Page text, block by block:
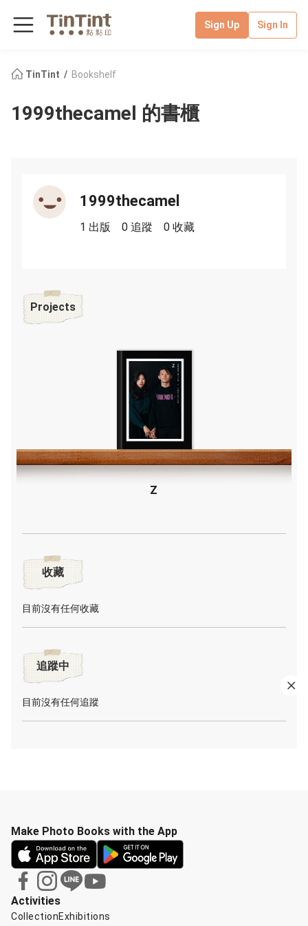
Sign Up Sign In
TinTint Bookshelf
1999thecamel 的書櫃
1999thecamel
1 出版 0 追蹤 0 收藏
Projects
Z
收藏
目前沒有任何收藏
追蹤中
目前沒有任何追蹤
Activities
CollectionExhibitions
Make Photo Books with the App